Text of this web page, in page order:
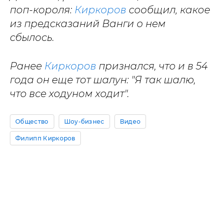
поп-короля: Киркоров сообщил, какое
из предсказаний Ванги о нем
сбылось.
Ранее Киркоров признался, что и в 54
года он еще тот шалун: "Я так шалю,
что все ходуном ходит".
Общество Шоу-бизнес Видео
Филипп Киркоров